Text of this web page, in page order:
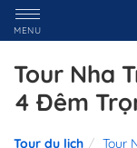
MENU
Tour Nha
4 Đêm
Tour du lịch Tour